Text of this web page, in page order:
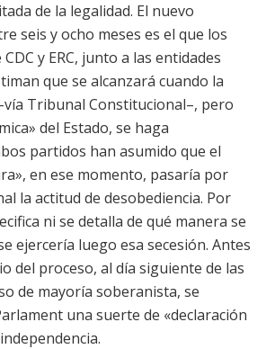
de la legalidad. El nuevo
seis y ocho meses es el que los
y ERC, junto a las entidades
que se alcanzará cuando la
Tribunal Constitucional–, pero
del Estado, se haga
partidos han asumido que el
en ese momento, pasaría por
la actitud de desobediencia. Por
ni se detalla de qué manera se
ejercería luego esa secesión. Antes
del proceso, al día siguiente de las
de mayoría soberanista, se
una suerte de «declaración